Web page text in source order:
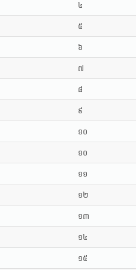
៤
៥
៦
៧
៨
៩
១០
១០
១១
១២
១៣
១៤
១៥